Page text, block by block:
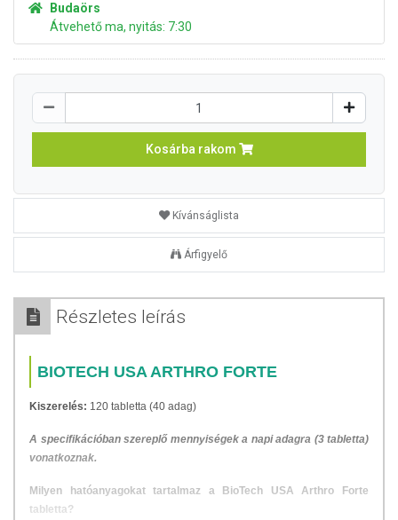
Budaörs
Átvehető ma, nyitás: 7:30
Kosárba rakom
Kívánságlista
Árfigyelő
Részletes leírás
BIOTECH USA ARTHRO FORTE
Kiszerelés: 120 tabletta (40 adag)
A specifikációban szereplő mennyiségek a napi adagra (3 tabletta)
vonatkoznak.
Milyen hatóanyagokat tartalmaz a BioTech USA Arthro Forte
tabletta?